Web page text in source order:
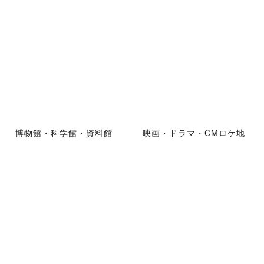
博物館・科学館・資料館 映画・ドラマ・CMロケ地